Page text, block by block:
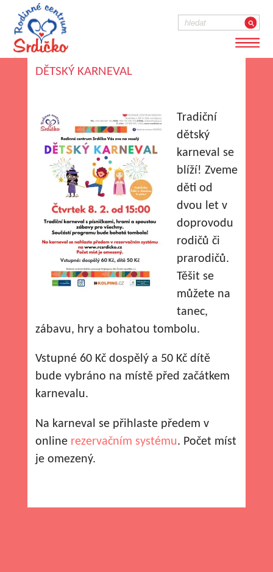
DĚTSKÝ KARNEVAL
Tradiční
dětský
karneval se
blíží! Zveme
děti od
dvou let v
doprovodu
rodičů či
prarodičů.
Těšit se
můžete na
tanec,
zábavu, hry a bohatou tombolu.
Vstupné 60 Kč dospělý a 50 Kč dítě
bude vybráno na místě před začátkem
karnevalu.
Na karneval se přihlaste předem v
online rezervačním systému. Počet míst
je omezený.